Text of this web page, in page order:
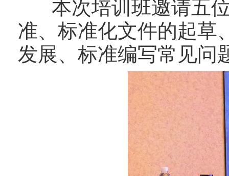
本次培训班邀请五位
准、标准化文件的起草
发展、标准编写常见问